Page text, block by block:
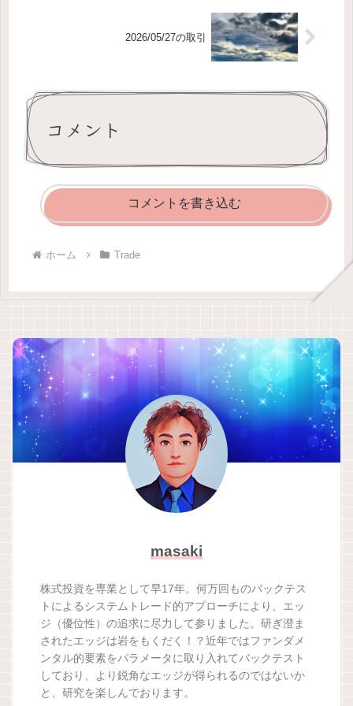
2026/05/27の取引
コメント
コメントを書き込む
ホーム Trade
masaki
株式投資を専業として早17年。何万回ものバックテス
トによるシステムトレード的アプローチにより、エッ
ジ（優位性）の追求に尽力して参りました。研ぎ澄ま
されたエッジは岩をもくだく！？近年ではファンダメ
ンタル的要素をパラメータに取り入れてバックテスト
しており、より鋭角なエッジが得られるのではないか
と、研究を楽しんでおります。